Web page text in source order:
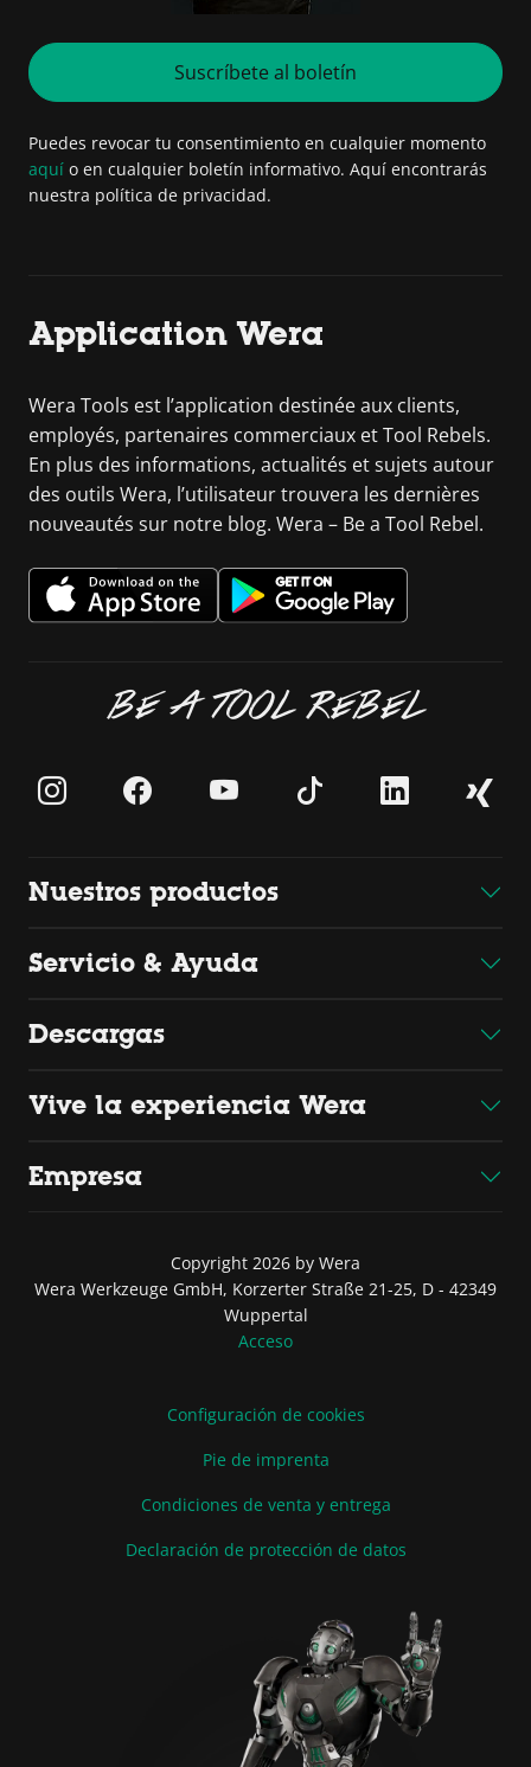
Suscríbete al boletín
Puedes revocar tu consentimiento en cualquier momento
aquí o en cualquier boletín informativo. Aquí encontrarás
nuestra política de privacidad.
Application Wera
Wera Tools est l’application destinée aux clients,
employés, partenaires commerciaux et Tool Rebels.
En plus des informations, actualités et sujets autour
des outils Wera, l’utilisateur trouvera les dernières
nouveautés sur notre blog. Wera – Be a Tool Rebel.
BE A TOOL REBEL
Nuestros productos
Servicio & Ayuda
Descargas
Vive la experiencia Wera
Empresa
Copyright 2026 by Wera
Wera Werkzeuge GmbH, Korzerter Straße 21-25, D - 42349
Wuppertal
Acceso
Configuración de cookies
Pie de imprenta
Condiciones de venta y entrega
Declaración de protección de datos